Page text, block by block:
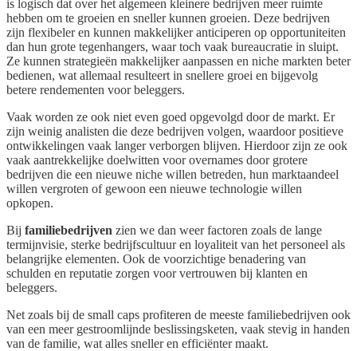
is logisch dat over het algemeen kleinere bedrijven meer ruimte
hebben om te groeien en sneller kunnen groeien. Deze bedrijven
zijn flexibeler en kunnen makkelijker anticiperen op opportuniteiten
dan hun grote tegenhangers, waar toch vaak bureaucratie in sluipt.
Ze kunnen strategieën makkelijker aanpassen en niche markten beter
bedienen, wat allemaal resulteert in snellere groei en bijgevolg
betere rendementen voor beleggers.
Vaak worden ze ook niet even goed opgevolgd door de markt. Er
zijn weinig analisten die deze bedrijven volgen, waardoor positieve
ontwikkelingen vaak langer verborgen blijven. Hierdoor zijn ze ook
vaak aantrekkelijke doelwitten voor overnames door grotere
bedrijven die een nieuwe niche willen betreden, hun marktaandeel
willen vergroten of gewoon een nieuwe technologie willen
opkopen.
Bij familiebedrijven zien we dan weer factoren zoals de lange
termijnvisie, sterke bedrijfscultuur en loyaliteit van het personeel als
belangrijke elementen. Ook de voorzichtige benadering van
schulden en reputatie zorgen voor vertrouwen bij klanten en
beleggers.
Net zoals bij de small caps profiteren de meeste familiebedrijven ook
van een meer gestroomlijnde beslissingsketen, vaak stevig in handen
van de familie, wat alles sneller en efficiënter maakt.